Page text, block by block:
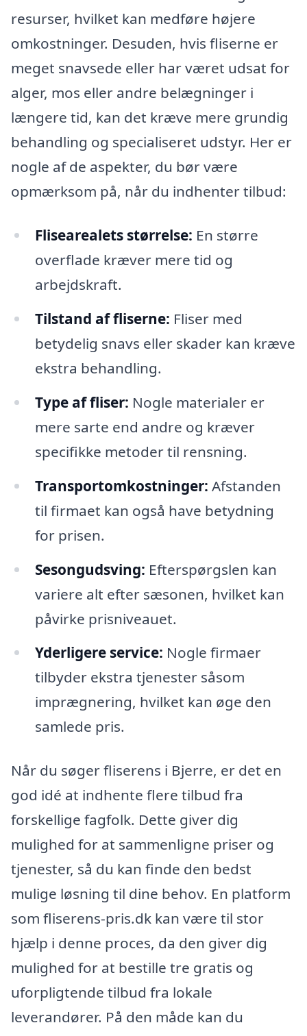
resurser, hvilket kan medføre højere
omkostninger. Desuden, hvis fliserne er
meget snavsede eller har været udsat for
alger, mos eller andre belægninger i
længere tid, kan det kræve mere grundig
behandling og specialiseret udstyr. Her er
nogle af de aspekter, du bør være
opmærksom på, når du indhenter tilbud:
Flisearealets størrelse: En større
overflade kræver mere tid og
arbejdskraft.
Tilstand af fliserne: Fliser med
betydelig snavs eller skader kan kræve
ekstra behandling.
Type af fliser: Nogle materialer er
mere sarte end andre og kræver
specifikke metoder til rensning.
Transportomkostninger: Afstanden
til firmaet kan også have betydning
for prisen.
Sesongudsving: Efterspørgslen kan
variere alt efter sæsonen, hvilket kan
påvirke prisniveauet.
Yderligere service: Nogle firmaer
tilbyder ekstra tjenester såsom
imprægnering, hvilket kan øge den
samlede pris.
Når du søger fliserens i Bjerre, er det en
god idé at indhente flere tilbud fra
forskellige fagfolk. Dette giver dig
mulighed for at sammenligne priser og
tjenester, så du kan finde den bedst
mulige løsning til dine behov. En platform
som fliserens-pris.dk kan være til stor
hjælp i denne proces, da den giver dig
mulighed for at bestille tre gratis og
uforpligtende tilbud fra lokale
leverandører. På den måde kan du